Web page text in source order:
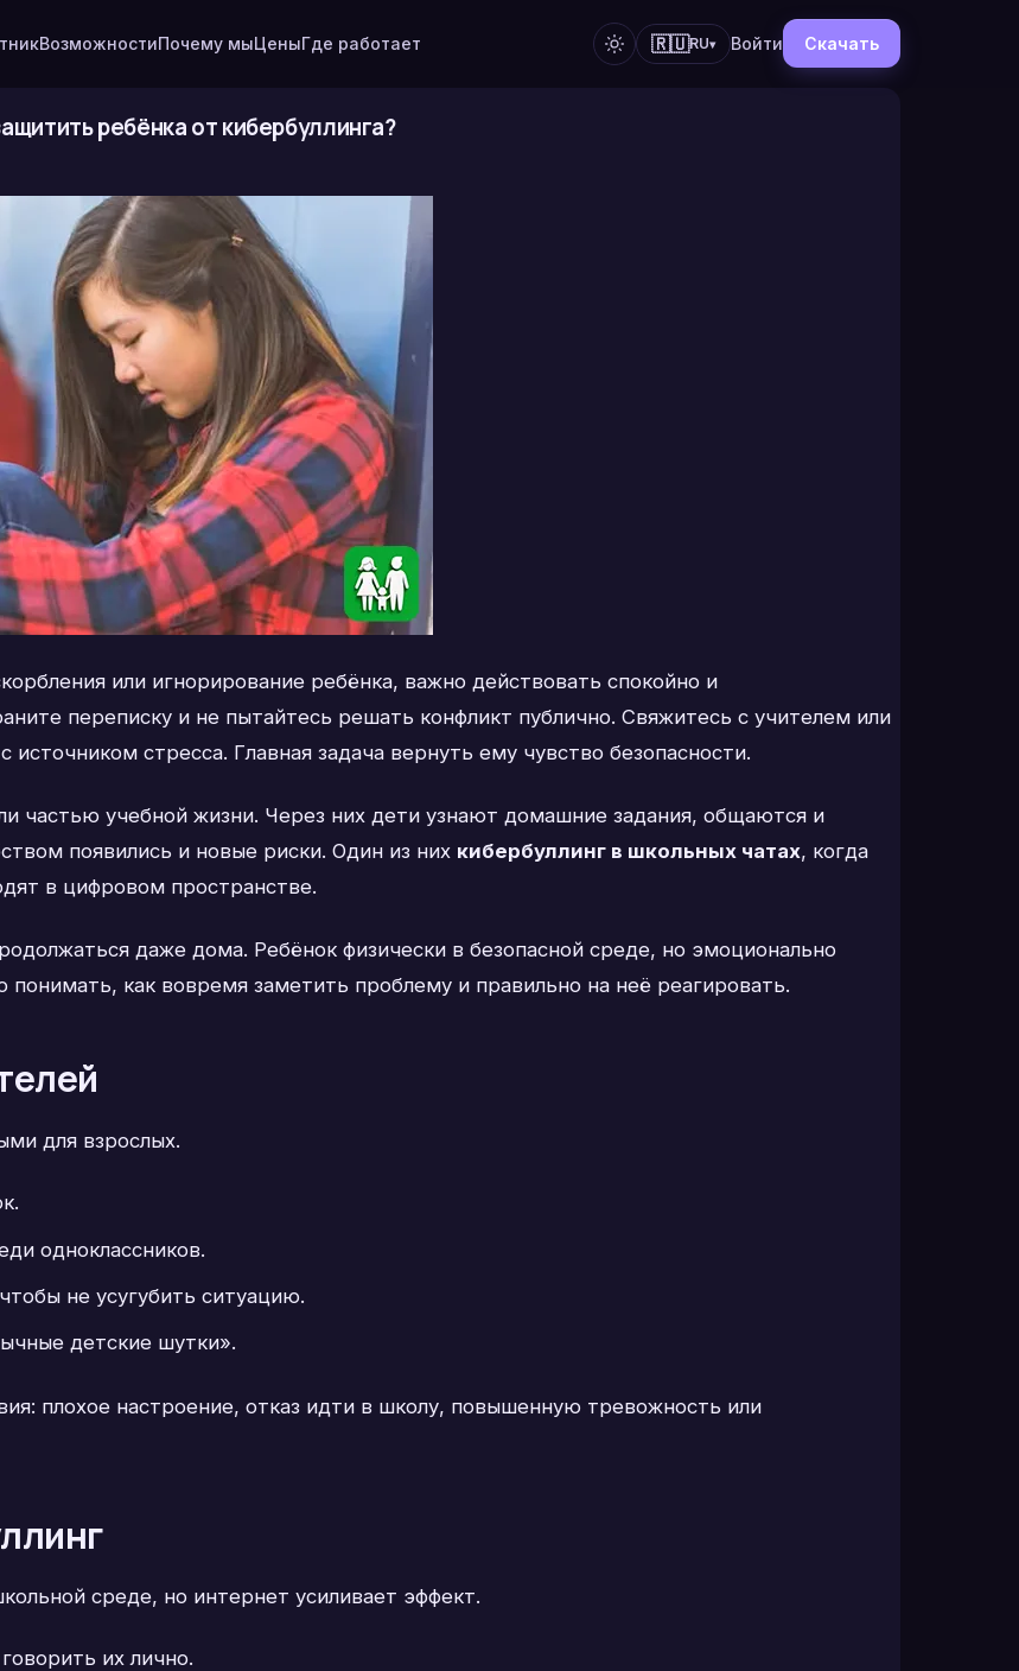
ВозможностиПочему мыЦеныГде работает 🇷🇺RU▾ Войти Скачать
ребёнка от кибербуллинга?
или игнорирование ребёнка, важно действовать спокойно и
переписку и не пытайтесь решать конфликт публично. Свяжитесь с учителем или
стресса. Главная задача вернуть ему чувство безопасности.
частью учебной жизни. Через них дети узнают домашние задания, общаются и
появились и новые риски. Один из них кибербуллинг в школьных чатах, когда
в цифровом пространстве.
даже дома. Ребёнок физически в безопасной среде, но эмоционально
понимать, как вовремя заметить проблему и правильно на неё реагировать.
для взрослых.
одноклассников.
не усугубить ситуацию.
детские шутки».
плохое настроение, отказ идти в школу, повышенную тревожность или
среде, но интернет усиливает эффект.
их лично.